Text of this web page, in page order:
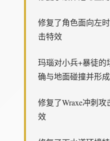
修复了角色面向左
击特效
玛瑙对小兵+暴徒的
确与地面碰撞并形
修复了Wraxe冲刺
效